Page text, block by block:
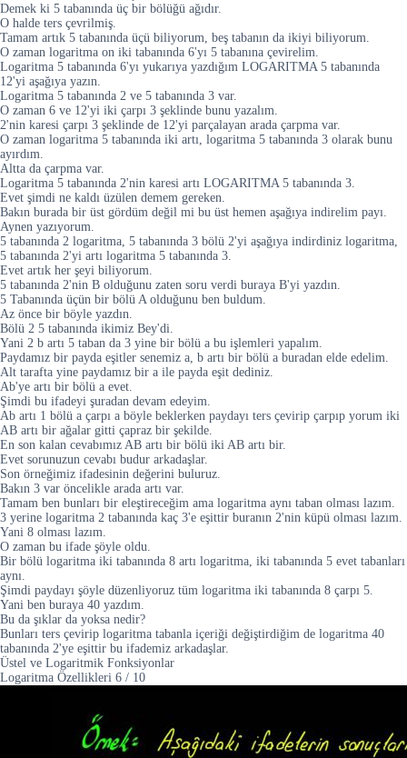
Demek ki 5 tabanında üç bir bölüğü ağıdır.
O halde ters çevrilmiş.
Tamam artık 5 tabanında üçü biliyorum, beş tabanın da ikiyi biliyorum.
O zaman logaritma on iki tabanında 6'yı 5 tabanına çevirelim.
Logaritma 5 tabanında 6'yı yukarıya yazdığım LOGARITMA 5 tabanında
12'yi aşağıya yazın.
Logaritma 5 tabanında 2 ve 5 tabanında 3 var.
O zaman 6 ve 12'yi iki çarpı 3 şeklinde bunu yazalım.
2'nin karesi çarpı 3 şeklinde de 12'yi parçalayan arada çarpma var.
O zaman logaritma 5 tabanında iki artı, logaritma 5 tabanında 3 olarak bunu
ayırdım.
Altta da çarpma var.
Logaritma 5 tabanında 2'nin karesi artı LOGARITMA 5 tabanında 3.
Evet şimdi ne kaldı üzülen demem gereken.
Bakın burada bir üst gördüm değil mi bu üst hemen aşağıya indirelim payı.
Aynen yazıyorum.
5 tabanında 2 logaritma, 5 tabanında 3 bölü 2'yi aşağıya indirdiniz logaritma,
5 tabanında 2'yi artı logaritma 5 tabanında 3.
Evet artık her şeyi biliyorum.
5 tabanında 2'nin B olduğunu zaten soru verdi buraya B'yi yazdın.
5 Tabanında üçün bir bölü A olduğunu ben buldum.
Az önce bir böyle yazdın.
Bölü 2 5 tabanında ikimiz Bey'di.
Yani 2 b artı 5 taban da 3 yine bir bölü a bu işlemleri yapalım.
Paydamız bir payda eşitler senemiz a, b artı bir bölü a buradan elde edelim.
Alt tarafta yine paydamız bir a ile payda eşit dediniz.
Ab'ye artı bir bölü a evet.
Şimdi bu ifadeyi şuradan devam edeyim.
Ab artı 1 bölü a çarpı a böyle beklerken paydayı ters çevirip çarpıp yorum iki
AB artı bir ağalar gitti çapraz bir şekilde.
En son kalan cevabımız AB artı bir bölü iki AB artı bir.
Evet sorunuzun cevabı budur arkadaşlar.
Son örneğimiz ifadesinin değerini buluruz.
Bakın 3 var öncelikle arada artı var.
Tamam ben bunları bir eleştireceğim ama logaritma aynı taban olması lazım.
3 yerine logaritma 2 tabanında kaç 3'e eşittir buranın 2'nin küpü olması lazım.
Yani 8 olması lazım.
O zaman bu ifade şöyle oldu.
Bir bölü logaritma iki tabanında 8 artı logaritma, iki tabanında 5 evet tabanları
aynı.
Şimdi paydayı şöyle düzenliyoruz tüm logaritma iki tabanında 8 çarpı 5.
Yani ben buraya 40 yazdım.
Bu da şıklar da yoksa nedir?
Bunları ters çevirip logaritma tabanla içeriği değiştirdiğim de logaritma 40
tabanında 2'ye eşittir bu ifademiz arkadaşlar.
Üstel ve Logaritmik Fonksiyonlar
Logaritma Özellikleri 6 / 10